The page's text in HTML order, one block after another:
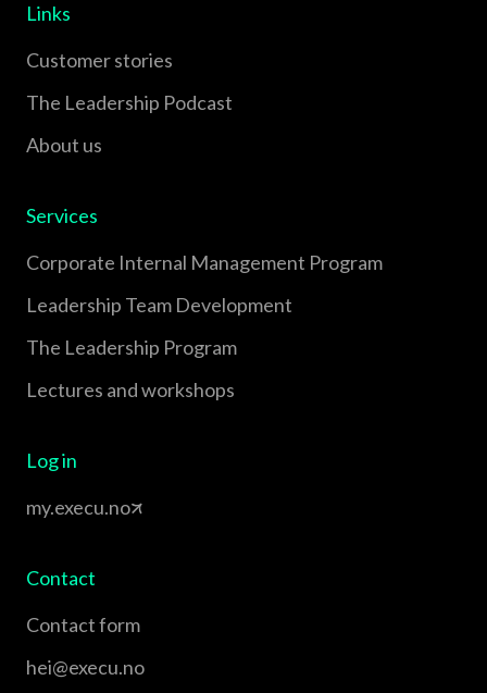
Links
Customer stories
The Leadership Podcast
About us
Services
Corporate Internal Management Program
Leadership Team Development
The Leadership Program
Lectures and workshops
Log in
my.execu.no
Contact
Contact form
hei@execu.no